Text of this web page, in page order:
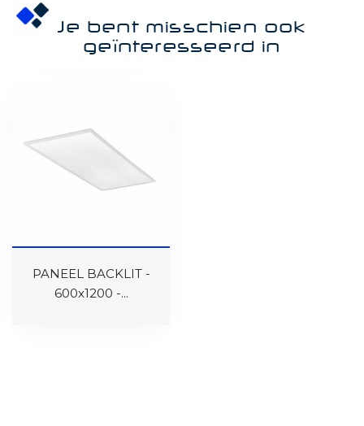
Je bent misschien ook
geïnteresseerd in
PANEEL BACKLIT -
600x1200 -...